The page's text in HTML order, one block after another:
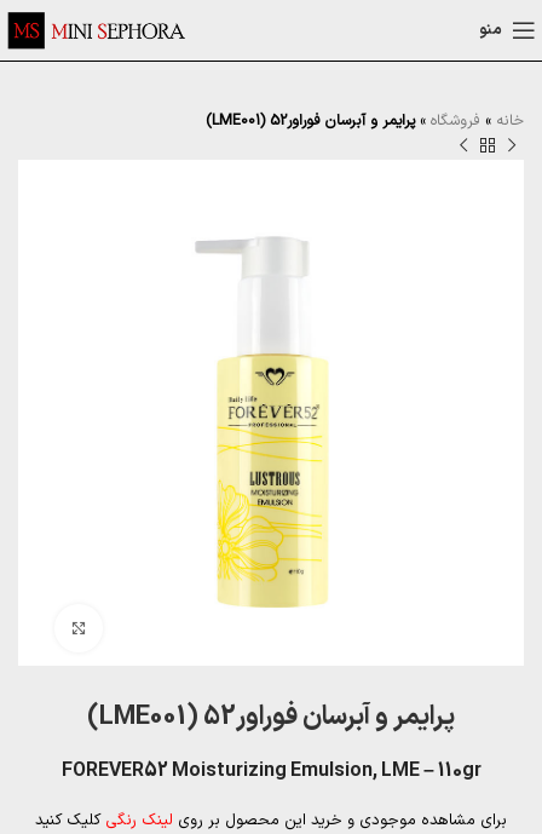
منو
خانه » فروشگاه »پرایمر و آبرسان فوراور52 (LME001)
پرایمر و آبرسان فوراور52 (LME001)
FOREVER52 Moisturizing Emulsion, LME – 110gr
برای مشاهده موجودی و خرید این محصول بر روی لینک رنگی کلیک کنید